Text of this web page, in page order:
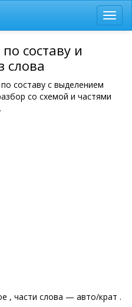
меню
составу и
слова
составу с выделением
со схемой и частями
, части слова — авто/крат .